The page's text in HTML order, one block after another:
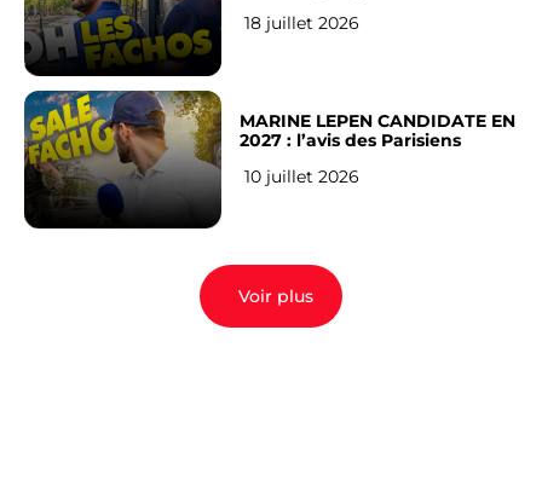
18 juillet 2026
MARINE LEPEN CANDIDATE EN
2027 : l’avis des Parisiens
10 juillet 2026
Voir plus